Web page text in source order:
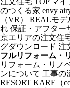
のつくる家 envy
（VR）
REALモデ
れ 保証・アフター
京エリアの注文住
グダウンロード 注
フルリフォーム・
リフォーム・リノ
ンについて 工事の
RESORT KARE（